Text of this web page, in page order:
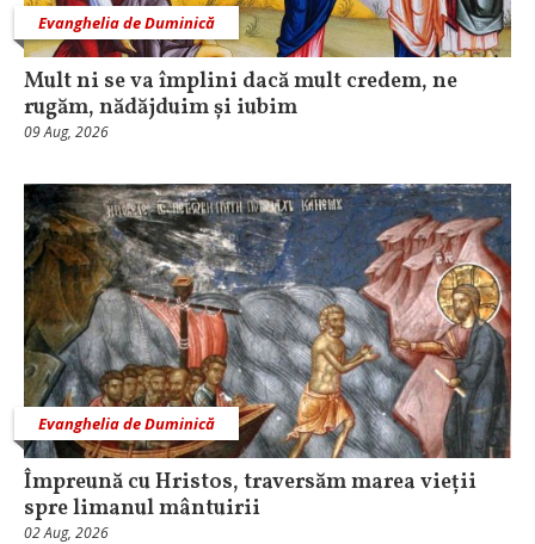
Evanghelia de Duminică
Mult ni se va împlini dacă mult credem, ne
rugăm, nădăjduim și iubim
09 Aug, 2026
Evanghelia de Duminică
Împreună cu Hristos, traversăm marea vieții
spre limanul mântuirii
02 Aug, 2026